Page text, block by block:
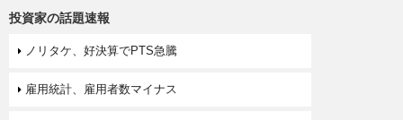
投資家の話題速報
ノリタケ、好決算でPTS急騰
雇用統計、雇用者数マイナス